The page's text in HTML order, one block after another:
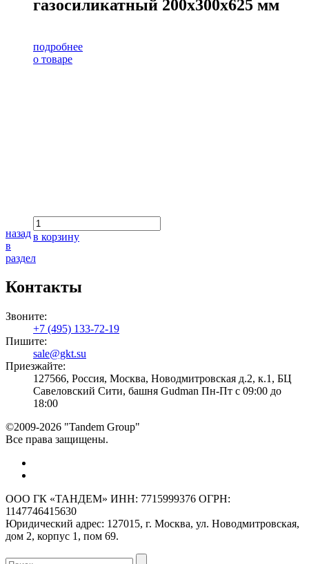
газосиликатный 200х300х625 мм
подробнее
о товаре
в корзину
назад
в
раздел
Контакты
Звоните:
+7 (495) 133-72-19
Пишите:
sale@gkt.su
Приезжайте:
127566, Россия, Москва, Новодмитровская д.2, к.1, БЦ
Савеловский Сити, башня Gudman Пн-Пт с 09:00 до
18:00
©2009-2026 "Tandem Group"
Все права защищены.
ООО ГК «ТАНДЕМ» ИНН: 7715999376 ОГРН:
1147746415630
Юридический адрес: 127015, г. Москва, ул. Новодмитровская,
дом 2, корпус 1, пом 69.